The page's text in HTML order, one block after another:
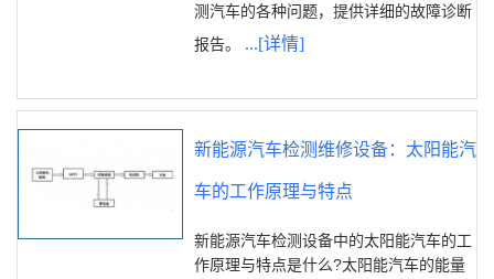
测汽车的各种问题，提供详细的故障诊断
报告。 ...[详情]
新能源汽车检测维修设备：太阳能汽
车的工作原理与特点
新能源汽车检测设备中的太阳能汽车的工
作原理与特点是什么?太阳能汽车的能量